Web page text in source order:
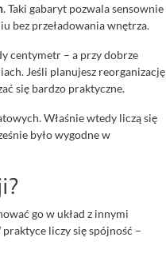
. Taki gabaryt pozwala sensownie
bez przeładowania wnętrza.
centymetr – a przy dobrze
Jeśli planujesz reorganizację
się bardzo praktyczne.
Właśnie wtedy liczą się
było wygodne w
go w układ z innymi
liczy się spójność –